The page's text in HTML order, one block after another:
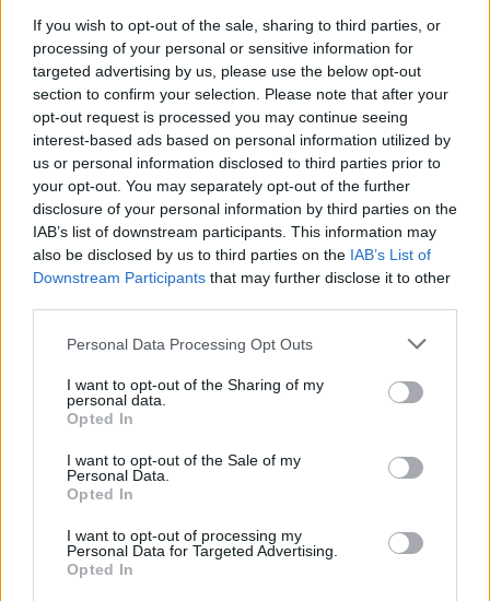
If you wish to opt-out of the sale, sharing to third parties, or
processing of your personal or sensitive information for
targeted advertising by us, please use the below opt-out
section to confirm your selection. Please note that after your
opt-out request is processed you may continue seeing
interest-based ads based on personal information utilized by
us or personal information disclosed to third parties prior to
your opt-out. You may separately opt-out of the further
disclosure of your personal information by third parties on the
IAB’s list of downstream participants. This information may
also be disclosed by us to third parties on the IAB’s List of
Downstream Participants that may further disclose it to other
Please note that this website/app uses one or more Google
not limited to your visit or usage behaviour. You may click to
grant or deny consent to Google and its third-party tags to
use your data for below specified purposes in below Google
consent section.
Personal Data Processing Opt Outs
I want to opt-out of the Sharing of my
personal data.
Opted In
I want to opt-out of the Sale of my
Personal Data.
Opted In
I want to opt-out of processing my
Personal Data for Targeted Advertising.
Opted In
Egy mozgóképes magyarázat hasznosabb, mint az
élőszó önmagában.
De igazából minden, ami aweb 2.0-ben hasznos az
orvostudománynak, azt az iPhone is tudja nyújtani.
Nem elhanyagolható az iPhone lehetséges szerepe
az orvosi oktatásban sem. Erről már írtam egyszer,
de még az iPod kapcsán .
Én PDA-n aDiagnosaurust használom. Ez egy olyan
program, melyben ha kiválasztok egy tünetet a sok
világbajnok.